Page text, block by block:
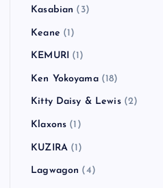
Kasabian (3)
Keane (1)
KEMURI (1)
Ken Yokoyama(18)
Kitty Daisy & Lewis(2)
Klaxons (1)
KUZIRA(1)
Lagwagon (4)